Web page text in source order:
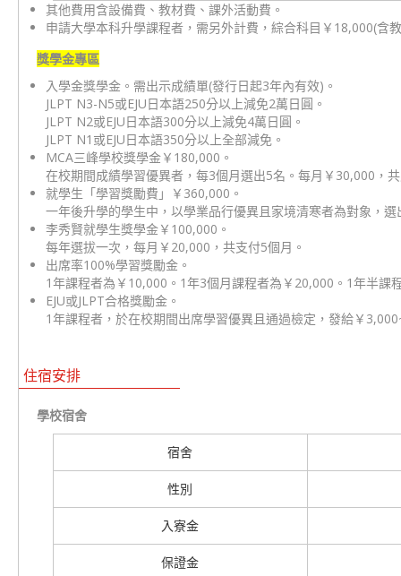
其他費用含設備費、教材費、課外活動費。
申請大學本科升學課程者，需另外計費，綜合科目￥18,000(含
獎學金專區
入學金獎學金。需出示成績單(發行日起3年內有效)。
JLPT N3-N5或EJU日本語250分以上減免2萬日圓。
JLPT N2或EJU日本語300分以上減免4萬日圓。
JLPT N1或EJU日本語350分以上全部減免。
MCA三峰學校獎學金￥180,000。
在校期間成績學習優異者，每3個月選出5名。每月￥30,000，
就學生「學習獎勵費」￥360,000。
一年後升學的學生中，以學業品行優異且家境清寒者為對象，
李秀賢就學生獎學金￥100,000。
每年選拔一次，每月￥20,000，共支付5個月。
出席率100%學習獎勵金。
1年課程者為￥10,000。1年3個月課程者為￥20,000。1年半課
EJU或JLPT合格獎勵金。
1年課程者，於在校期間出席學習優異且通過檢定，發給￥
住宿安排
學校宿舍
宿舍
性別
入寮金
保證金